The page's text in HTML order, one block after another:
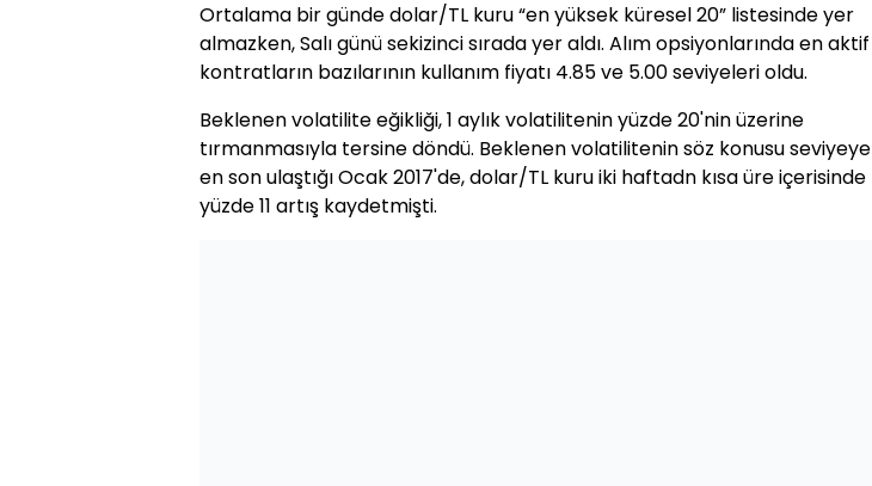
Ortalama bir günde dolar/TL kuru “en yüksek küresel 20” listesinde yer
almazken, Salı günü sekizinci sırada yer aldı. Alım opsiyonlarında en aktif
kontratların bazılarının kullanım fiyatı 4.85 ve 5.00 seviyeleri oldu.
Beklenen volatilite eğikliği, 1 aylık volatilitenin yüzde 20'nin üzerine
tırmanmasıyla tersine döndü. Beklenen volatilitenin söz konusu seviyeye
en son ulaştığı Ocak 2017'de, dolar/TL kuru iki haftadn kısa üre içerisinde
yüzde 11 artış kaydetmişti.